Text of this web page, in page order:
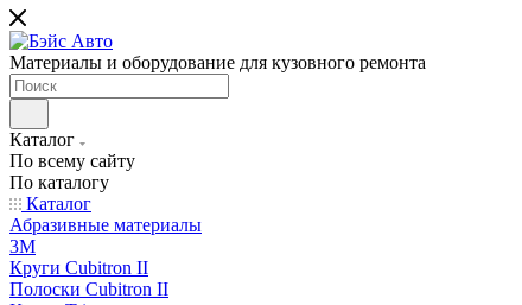
Материалы и оборудование для кузовного ремонта
Каталог
По всему сайту
По каталогу
Каталог
Абразивные материалы
3M
Круги Cubitron II
Полоски Cubitron II